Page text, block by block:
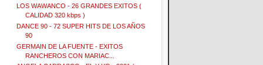
LOS WAWANCO - 26 GRANDES EXITOS (
CALIDAD 320 kbps )
DANCE 90 - 72 SUPER HITS DE LOS AÑOS
90
GERMAIN DE LA FUENTE - EXITOS
RANCHEROS CON MARIAC...